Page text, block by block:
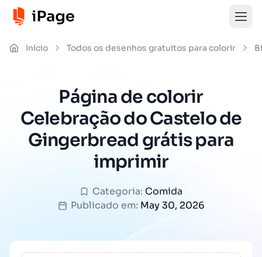
Início Todos os desenhos gratuitos para colorir
Página de colorir
Celebração do Castelo de
Gingerbread grátis para
imprimir
Categoria: Comida
Publicado em: May 30, 2026